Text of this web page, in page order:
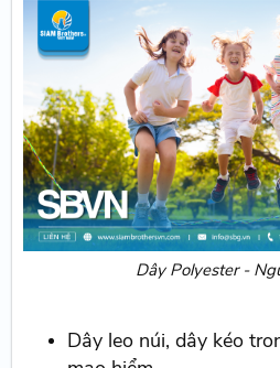
Dây Polyester -
Dây leo núi, dây kéo